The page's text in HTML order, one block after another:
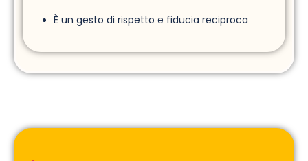
È un gesto di rispetto e fiducia reciproca